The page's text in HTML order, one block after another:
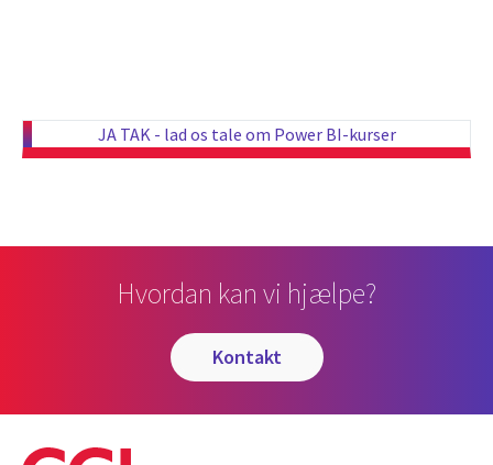
JA TAK - lad os tale om Power BI-kurser
Hvordan kan vi hjælpe?
kontakt